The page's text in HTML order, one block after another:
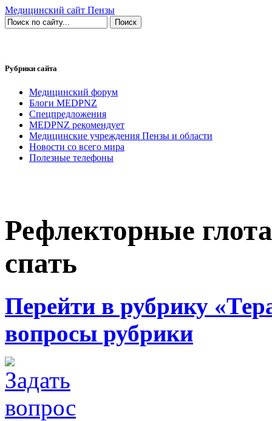
Медицинский сайт Пензы
Рубрики сайта
Медицинский форум
Блоги MEDPNZ
Спецпредложения
MEDPNZ рекомендует
Медицинские учреждения Пензы и области
Новости со всего мира
Полезные телефоны
Рефлекторные
спать
Перейти в рубрику
вопросы рубрики